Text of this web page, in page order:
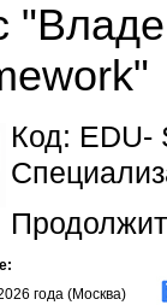
Код: EDU-
года (Москва)